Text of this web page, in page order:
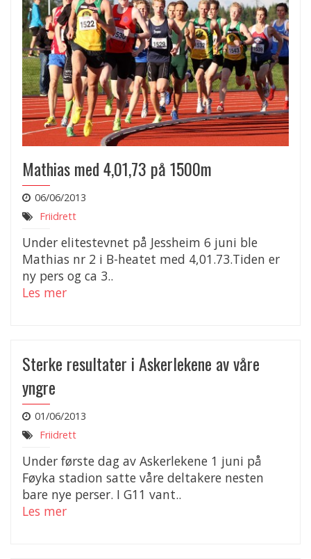
Mathias med 4,01,73 på 1500m
06/06/2013
Friidrett
Under elitestevnet på Jessheim 6 juni ble
Mathias nr 2 i B-heatet med 4,01.73.Tiden er
ny pers og ca 3..
Les mer
Sterke resultater i Askerlekene av våre
yngre
01/06/2013
Friidrett
Under første dag av Askerlekene 1 juni på
Føyka stadion satte våre deltakere nesten
bare nye perser. I G11 vant..
Les mer